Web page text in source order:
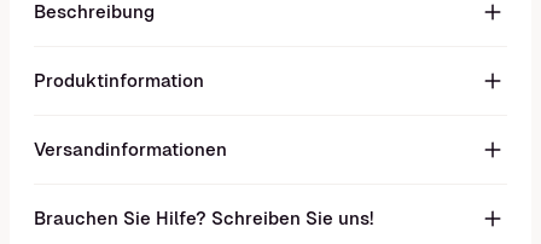
Beschreibung
Produktinformation
Versandinformationen
Brauchen Sie Hilfe? Schreiben Sie uns!